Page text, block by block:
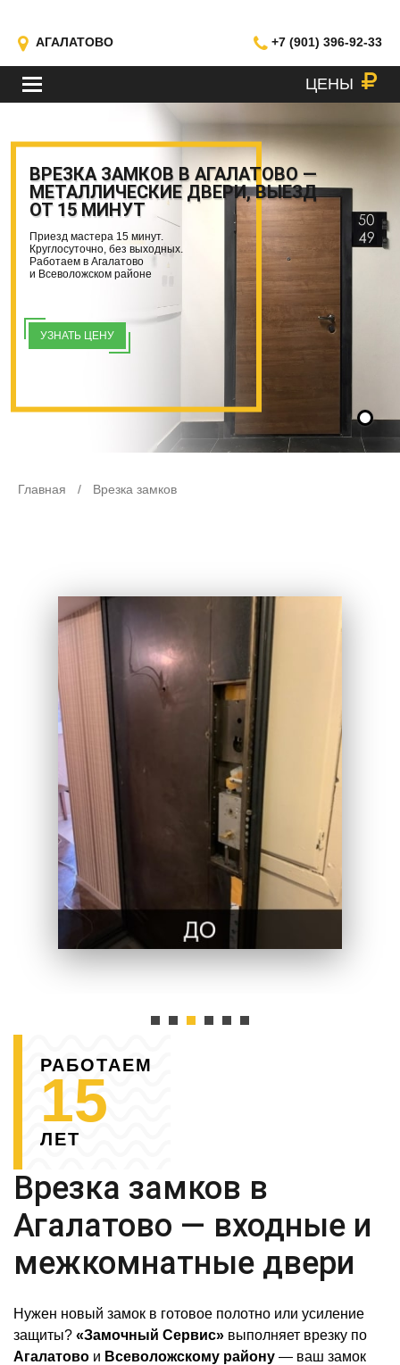
АГАЛАТОВО +7 (901) 396-92-33
МЕНЮ ЦЕНЫ
ВРЕЗКА ЗАМКОВ В АГАЛАТОВО —
МЕТАЛЛИЧЕСКИЕ ДВЕРИ, ВЫЕЗД
ОТ 15 МИНУТ
Приезд мастера 15 минут.
Круглосуточно, без выходных.
Работаем в Агалатово
и Всеволожском районе
УЗНАТЬ ЦЕНУ
Главная / Врезка замков
РАБОТАЕМ
15
ЛЕТ
Врезка замков в
Агалатово — входные и
межкомнатные двери
Нужен новый замок в готовое полотно или усиление
защиты? «Замочный Сервис» выполняет врезку по
Агалатово и Всеволожскому району — ваш замок